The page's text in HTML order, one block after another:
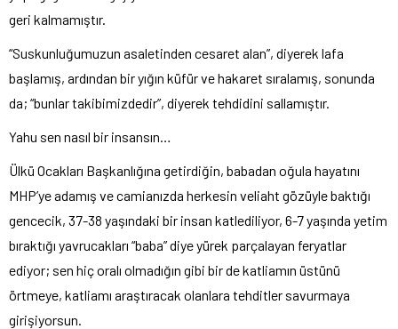
geri kalmamıştır.
“Suskunluğumuzun asaletinden cesaret alan”, diyerek lafa
başlamış, ardından bir yığın küfür ve hakaret sıralamış, sonunda
da; “bunlar takibimizdedir”, diyerek tehdidini sallamıştır.
Yahu sen nasıl bir insansın…
Ülkü Ocakları Başkanlığına getirdiğin, babadan oğula hayatını
MHP’ye adamış ve camianızda herkesin veliaht gözüyle baktığı
gencecik, 37-38 yaşındaki bir insan katlediliyor, 6-7 yaşında yetim
bıraktığı yavrucakları “baba” diye yürek parçalayan feryatlar
ediyor; sen hiç oralı olmadığın gibi bir de katliamın üstünü
örtmeye, katliamı araştıracak olanlara tehditler savurmaya
girişiyorsun.